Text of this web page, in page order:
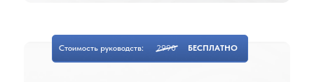
Стоимость руководств: 2990 БЕСПЛАТНО